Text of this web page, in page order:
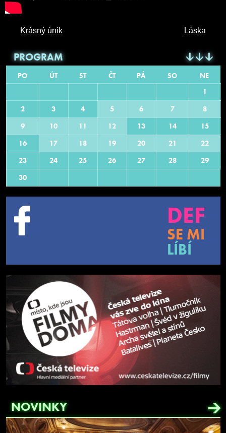
Krásný únik Láska
PROGRAM
PO ÚT ST ČT PÁ SO
NE
1
2
3 4 5 6 7
8
9
10 11 12 13 14
15
16
17 18 19 20 21
22
23
24 25 26 27 28
29
30
DEF
SE MI
LÍBÍ
NOVINKY